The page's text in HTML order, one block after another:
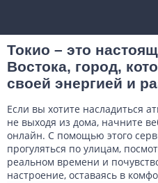
Токио – это
Востока, город,
своей энергией и
Если вы хотите насладиться
не выходя из дома, начните
онлайн. С помощью этого
прогуляться по улицам,
реальном времени и
настроение, оставаясь в